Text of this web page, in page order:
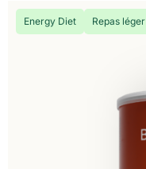
Energy Diet Repas léger